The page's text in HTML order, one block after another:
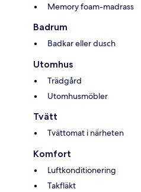
Memory foam-madrass
Badrum
Badkar eller dusch
Utomhus
Trädgård
Utomhusmöbler
Tvätt
Tvättomat i närheten
Komfort
Luftkonditionering
Takfläkt